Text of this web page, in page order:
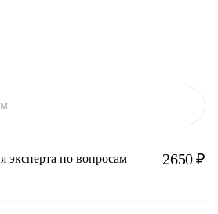
эксперта по вопросам
2650 ₽